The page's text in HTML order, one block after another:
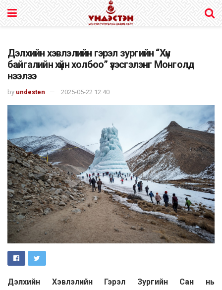
Дэлхийн хэвлэлийн гэрэл зургийн “Хүн
байгалийн хүйн холбоо” үзэсгэлэнг Монголд
нээлээ
by undesten 2025-05-22 12:40
Дэлхийн Хэвлэлийн Гэрэл Зургийн Сан нь